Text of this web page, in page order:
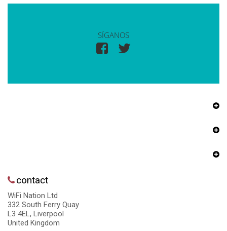
SÍGANOS
contact
WiFi Nation Ltd
332 South Ferry Quay
L3 4EL, Liverpool
United Kingdom